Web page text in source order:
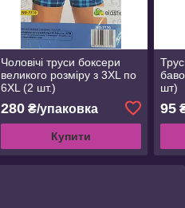
Чоловічі труси боксери
великого розміру з 3XL по
6XL (2 шт.)
280₴/упаковка
Купити
шт)
95